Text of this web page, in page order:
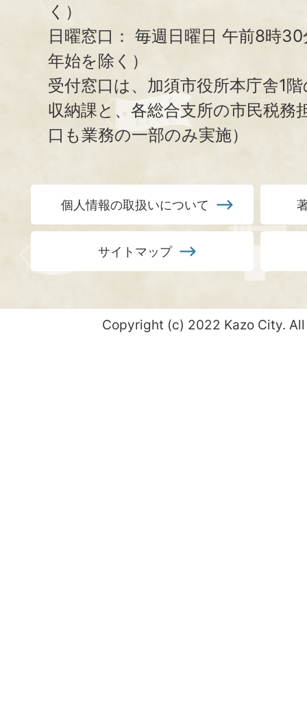
く）
日曜窓口： 毎週日曜日 午前8時
年始を除く）
受付窓口は、加須市役所本庁舎1
収納課と、 各総合支所の市民税務
口も業務の一部のみ実施）
個人情報の取扱いについて
サイトマップ
Copyright (c) 2022 Kazo City.